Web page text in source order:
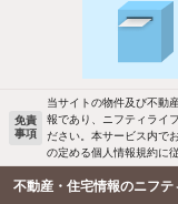
バス・トイレ別
駐車場あり
洗濯機置場あり
エアコンあり
免責
事項
当サイトの物件及び不動
報であり、ニフティライ
ださい。本サービス内で
の定める個人情報規約に
不動産・住宅情報のニフテ